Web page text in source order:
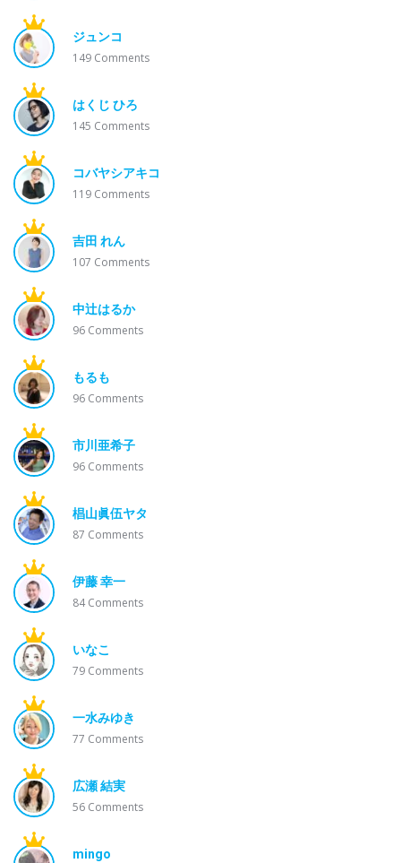
ジュンコ
149 Comments
はくじ ひろ
145 Comments
コバヤシアキコ
119 Comments
吉田 れん
107 Comments
中辻はるか
96 Comments
もるも
96 Comments
市川亜希子
96 Comments
椙山眞伍ヤタ
87 Comments
伊藤 幸一
84Comments
いなこ
79 Comments
一水みゆき
77 Comments
広瀬 結実
56 Comments
mingo